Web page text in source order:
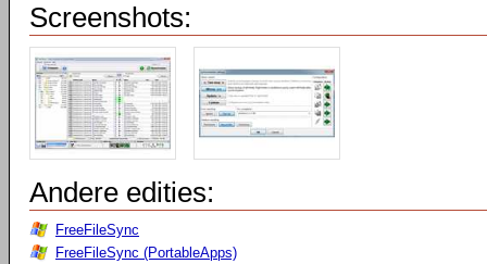
Screenshots:
Andere edities:
FreeFileSync
FreeFileSync (PortableApps)